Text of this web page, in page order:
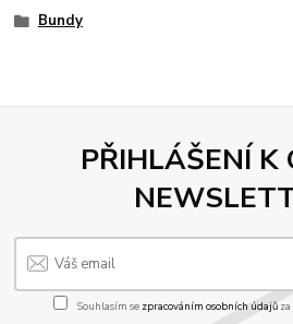
Bundy
PŘIHLÁŠENÍ K
Souhlasím se zpracováním osobních údajůza